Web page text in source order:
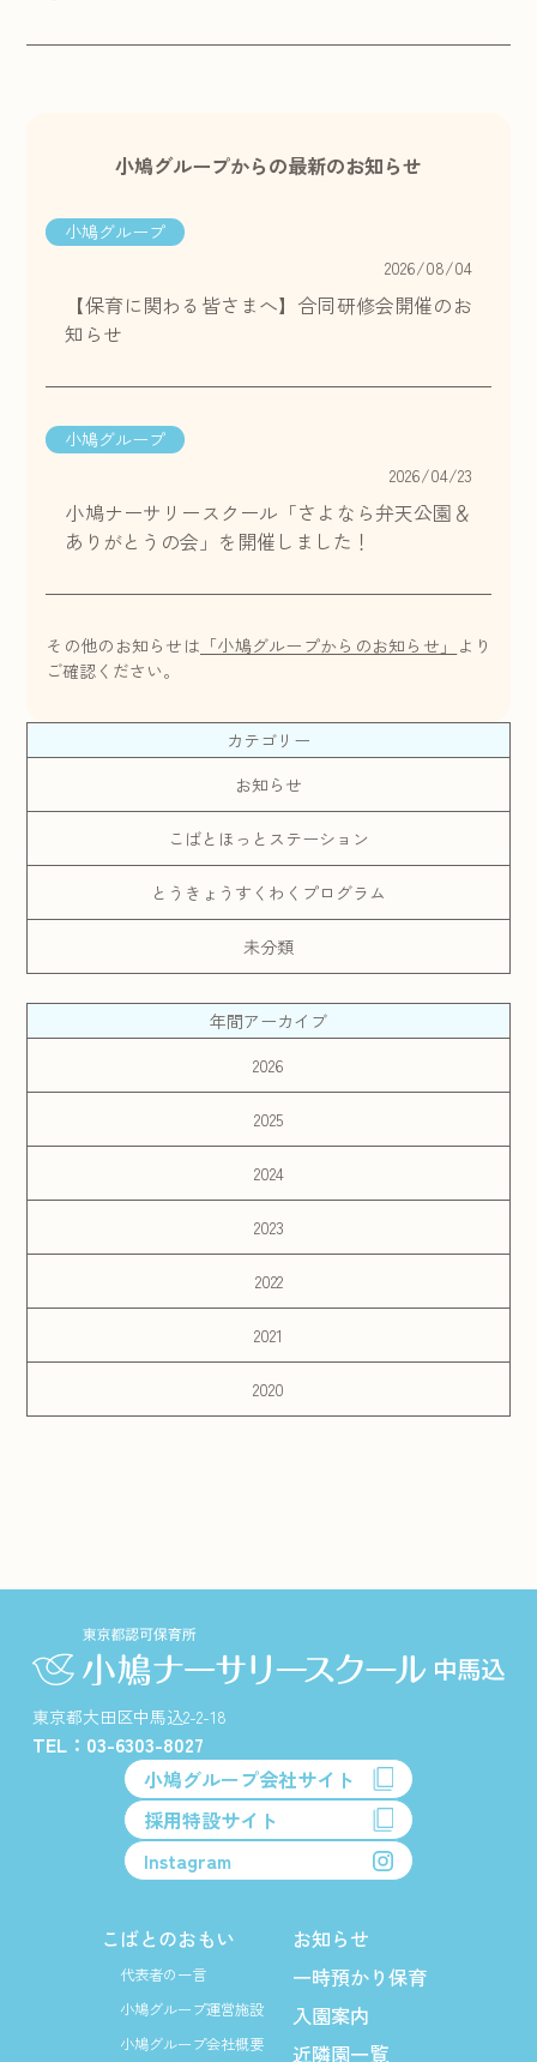
小鳩グループからの最新のお知らせ
小鳩グループ
2026/08/04
【保育に関わる皆さまへ】合同研修会開催のお
知らせ
小鳩グループ
2026/04/23
小鳩ナーサリースクール「さよなら弁天公園＆
ありがとうの会」を開催しました！
その他のお知らせは 「小鳩グループからのお知らせ」 より
ご確認ください。
カテゴリー
お知らせ
こばとほっとステーション
とうきょうすくわくプログラム
未分類
年間アーカイブ
2026
2025
2024
2023
2022
2021
2020
東京都大田区中馬込2-2-18
TEL：03-6303-8027
小鳩グループ会社サイト
採用特設サイト
Instagram
こばとのおもい
代表者の一言
小鳩グループ運営施設
小鳩グループ会社概要
お知らせ
一時預かり保育
入園案内
近隣園一覧